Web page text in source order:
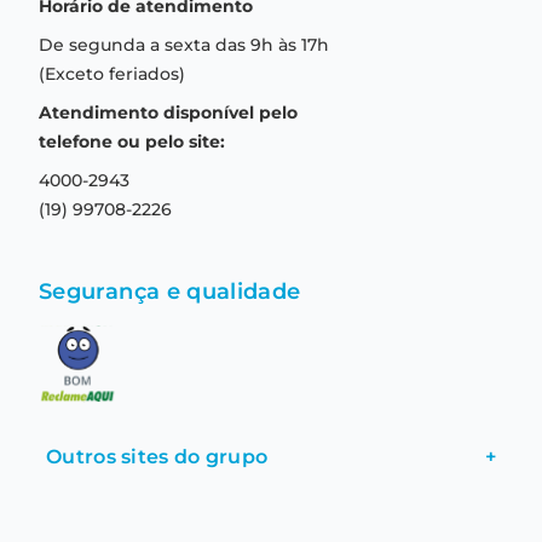
Formas de pagamento
Aviso de privacidade
Termos e condições de uso
Garantia
Troca e devolução
Central de relacionamento
Horário de atendimento
De segunda a sexta das 9h às 17h
(Exceto feriados)
Atendimento disponível pelo
telefone ou pelo site:
4000-2943
(19) 99708-2226
Segurança e qualidade
Outros sites do grupo +